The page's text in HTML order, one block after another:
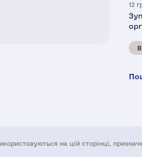
12
на цій сторінці,